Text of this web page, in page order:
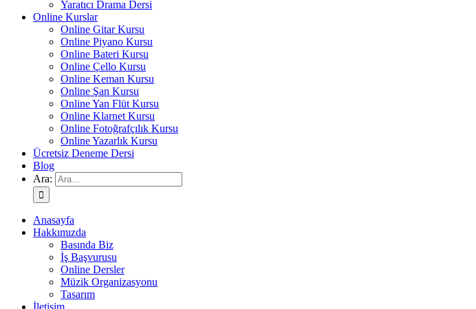
Yaratıcı Drama Dersi
Online Kurslar
Online Gitar Kursu
Online Piyano Kursu
Online Bateri Kursu
Online Çello Kursu
Online Keman Kursu
Online Şan Kursu
Online Yan Flüt Kursu
Online Klarnet Kursu
Online Fotoğrafçılık Kursu
Online Yazarlık Kursu
Ücretsiz Deneme Dersi
Blog
Ara:
Anasayfa
Hakkımızda
Basında Biz
İş Başvurusu
Online Dersler
Müzik Organizasyonu
Tasarım
İletişim